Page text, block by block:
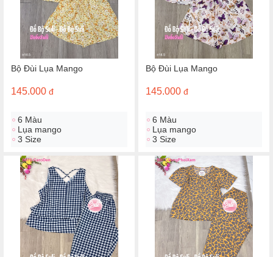
Bộ Đùi Lụa Mango
145.000 đ
6 Màu
Lụa mango
3 Size
Bộ Đùi Lụa Mango
145.000 đ
6 Màu
Lụa mango
3 Size